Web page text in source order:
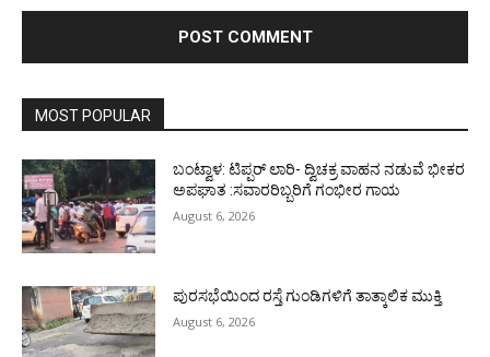
MOST POPULAR
ಬಂಟ್ವಾಳ: ಟಿಪ್ಪರ್ ಲಾರಿ- ದ್ವಿಚಕ್ರ ವಾಹನ ನಡುವೆ ಭೀಕರ
ಅಪಘಾತ :ಸವಾರರಿಬ್ಬರಿಗೆ ಗಂಭೀರ ಗಾಯ
August 6, 2026
ಪುರಸಭೆಯಿಂದ ರಸ್ತೆ ಗುಂಡಿಗಳಿಗೆ ತಾತ್ಕಾಲಿಕ ಮುಕ್ತಿ
August 6, 2026